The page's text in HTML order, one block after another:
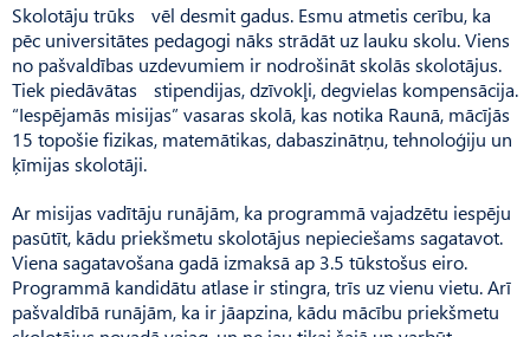
Skolotāju trūks vēl desmit gadus. Esmu atmetis cerību, ka
pēc universitātes pedagogi nāks strādāt uz lauku skolu. Viens
no paš­valdības uzdevumiem ir nodrošināt skolās skolotājus.
Tiek piedāvātas stipendijas, dzīvokļi, degvielas kompensācija.
“Iespēja­mās misijas” vasaras skolā, kas notika Raunā, mācījās
15 topošie fizikas, matemātikas, dabaszinātņu, tehnoloģiju un
ķīmijas skolotāji.
Ar misijas vadītāju runājām, ka programmā vajadzētu iespēju
pasūtīt, kādu priekšmetu skolotājus nepieciešams sagatavot.
Viena sagatavošana gadā izmaksā ap 3.5 tūkstošus eiro.
Programmā kandidātu atlase ir stingra, trīs uz vienu vietu. Arī
pašvaldībā runājām, ka ir jāapzina, kādu mācību priekšmetu